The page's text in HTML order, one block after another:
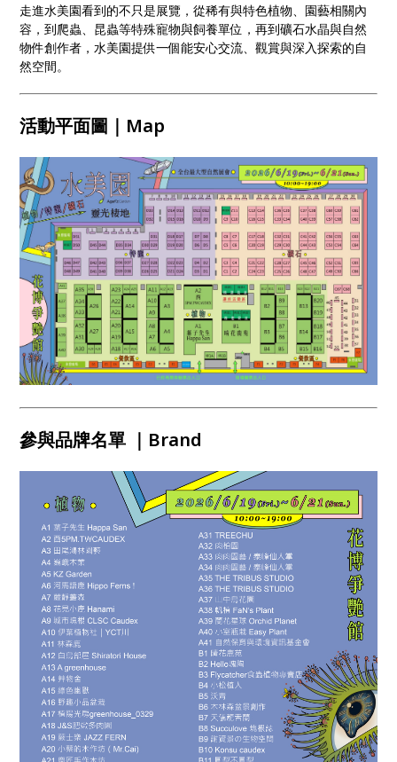
走進水美園看到的不只是展覽，從稀有與特色植物、園藝相關內
容，到爬蟲、昆蟲等特殊寵物與飼養單位，再到礦石水晶與自然
物件創作者，水美園提供一個能安心交流、觀賞與深入探索的自
然空間。
活動平面圖｜Map
參與品牌名單 ｜Brand